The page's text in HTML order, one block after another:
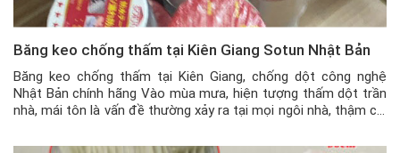
Băng keo chống thấm tại Kiên Giang Sotun Nhật Bản
Băng keo chống thấm tại Kiên Giang, chống dột công nghệ
Nhật Bản chính hãng Vào mùa mưa, hiện tượng thấm dột trần
nhà, mái tôn là vấn đề thường xảy ra tại mọi ngôi nhà, thậm chí
mới xuất hiện đang […]